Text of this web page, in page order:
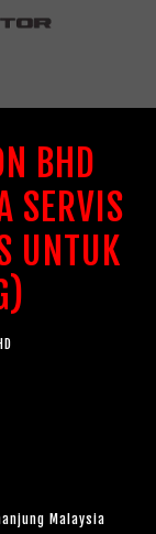
BHD
SERVIS
UNTUK
Malaysia